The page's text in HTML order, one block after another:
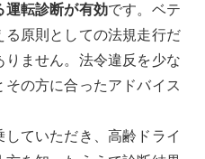
運転診断が有効です。ベテ
原則としての法規走行だ
ません。法令違反を少な
その方に合ったアドバイス
ていただき、高齢ドライ